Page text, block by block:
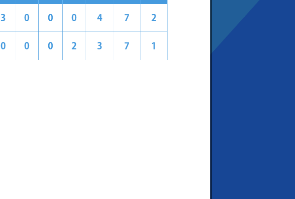
3 0 0 0 4 7 2
0 0 0 2 3 7 1